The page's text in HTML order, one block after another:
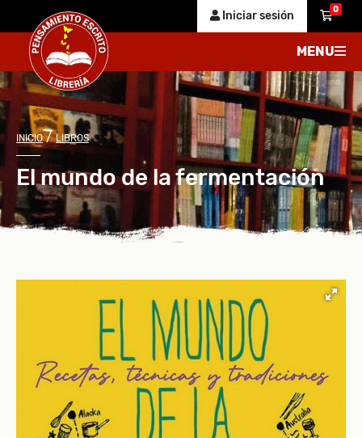
Iniciar sesión 0
MENU
INICIO/LIBROS
El mundo de la fermentación